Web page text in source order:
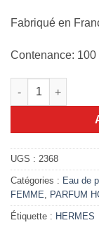
Fabriqué en
Contenance: 100
quantité de
UGS : 2368
Catégories : Eau de
FEMME, PARFUM
Étiquette : HERMES